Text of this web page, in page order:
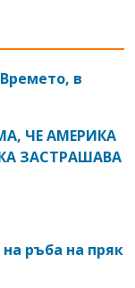
в
ЧЕ АМЕРИКА
ЗАСТРАШАВА
ръба на пряк